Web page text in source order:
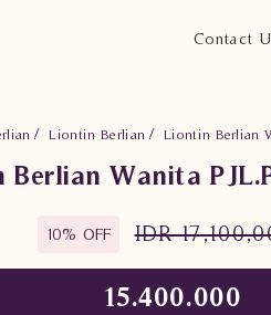
Contact
Liontin Berlian Liontin Berlian
Berlian Wanita
10% OFF IDR
15.400.000